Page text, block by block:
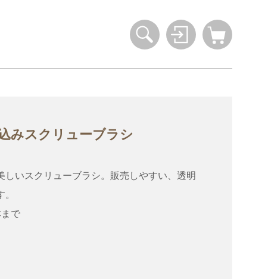
みスクリューブラシ
いスクリューブラシ。販売しやすい、透明
で